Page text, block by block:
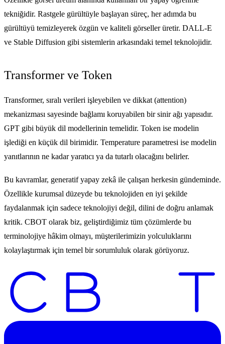
tekniğidir. Rastgele gürültüyle başlayan süreç, her adımda bu
gürültüyü temizleyerek özgün ve kaliteli görseller üretir. DALL-E
ve Stable Diffusion gibi sistemlerin arkasındaki temel teknolojidir.
Transformer ve Token
Transformer, sıralı verileri işleyebilen ve dikkat (attention)
mekanizması sayesinde bağlamı koruyabilen bir sinir ağı yapısıdır.
GPT gibi büyük dil modellerinin temelidir. Token ise modelin
işlediği en küçük dil birimidir. Temperature parametresi ise modelin
yanıtlarının ne kadar yaratıcı ya da tutarlı olacağını belirler.
Bu kavramlar, generatif yapay zekâ ile çalışan herkesin gündeminde.
Özellikle kurumsal düzeyde bu teknolojiden en iyi şekilde
faydalanmak için sadece teknolojiyi değil, dilini de doğru anlamak
kritik. CBOT olarak biz, geliştirdiğimiz tüm çözümlerde bu
terminolojiye hâkim olmayı, müşterilerimizin yolculuklarını
kolaylaştırmak için temel bir sorumluluk olarak görüyoruz.